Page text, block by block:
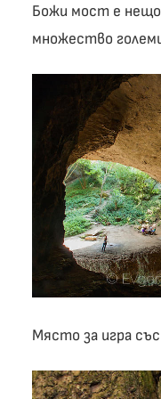
Божи мост е
множество
Място за игра